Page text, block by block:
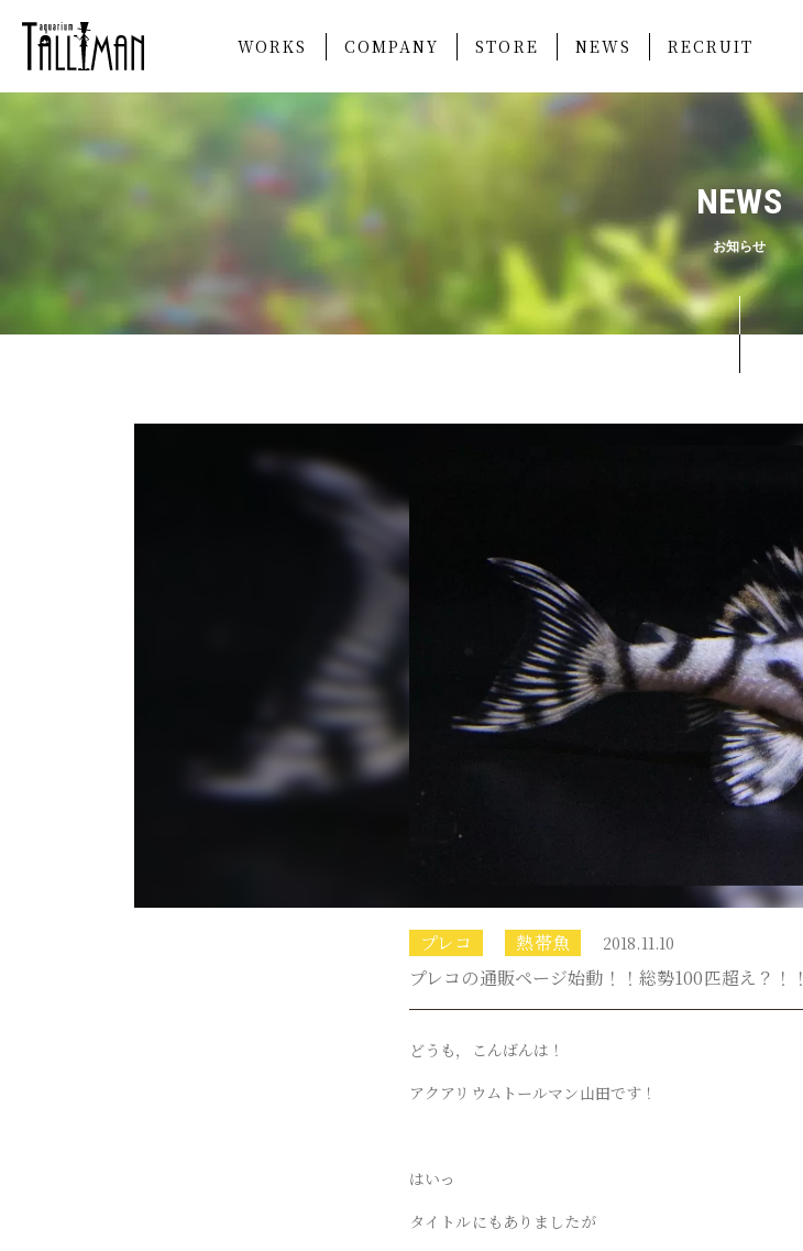
WORKS COMPANY STORE NEWS RECRUIT
NEWS
お知らせ
プレコ 熱帯魚 2018.11.10
プレコの通販ページ始動！！総勢100匹超え？！！
どうも，こんばんは！
アクアリウムトールマン山田です！
はいっ
タイトルにもありましたが